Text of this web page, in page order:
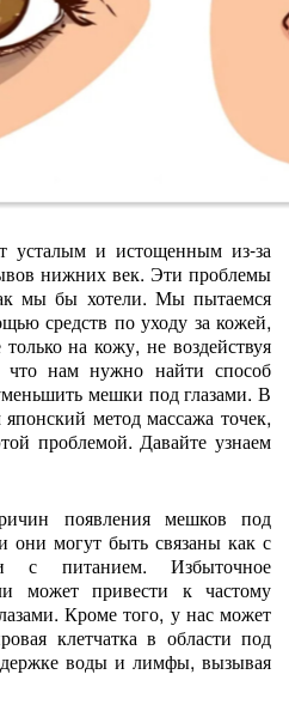
усталым и истощенным из-за
нижних век. Эти проблемы
мы бы хотели. Мы пытаемся
средств по уходу за кожей,
на кожу, не воздействуя
нам нужно найти способ
мешки под глазами. В
метод массажа точек,
проблемой. Давайте узнаем
появления мешков под
они могут быть связаны как с
питанием. Избыточное
может привести к частому
Кроме того, у нас может
клетчатка в области под
воды и лимфы, вызывая